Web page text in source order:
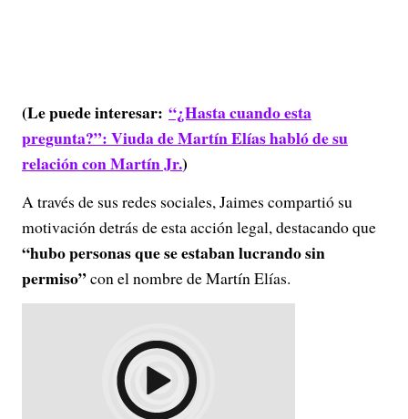
(Le puede interesar: “¿Hasta cuando esta
pregunta?”: Viuda de Martín Elías habló de su
relación con Martín Jr.)
A través de sus redes sociales, Jaimes compartió su
motivación detrás de esta acción legal, destacando que
“hubo personas que se estaban lucrando sin
permiso”con el nombre de Martín Elías.